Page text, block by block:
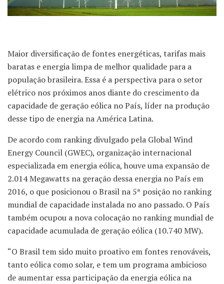
Maior diversificação de fontes energéticas, tarifas mais
baratas e energia limpa de melhor qualidade para a
população brasileira. Essa é a perspectiva para o setor
elétrico nos próximos anos diante do crescimento da
capacidade de geração eólica no País, líder na produção
desse tipo de energia na América Latina.
De acordo com ranking divulgado pela Global Wind
Energy Council (GWEC), organização internacional
especializada em energia eólica, houve uma expansão de
2.014 Megawatts na geração dessa energia no País em
2016, o que posicionou o Brasil na 5ª posição no ranking
mundial de capacidade instalada no ano passado. O País
também ocupou a nova colocação no ranking mundial de
capacidade acumulada de geração eólica (10.740 MW).
“O Brasil tem sido muito proativo em fontes renováveis,
tanto eólica como solar, e tem um programa ambicioso
de aumentar essa participação da energia eólica na